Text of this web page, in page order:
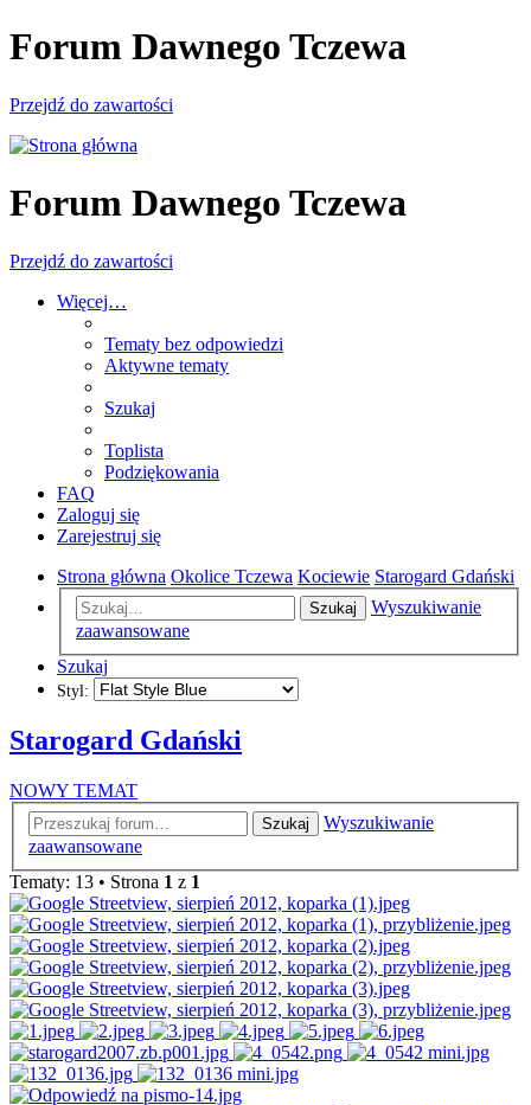
Forum Dawnego Tczewa
Przejdź do zawartości
Forum Dawnego Tczewa
Przejdź do zawartości
Więcej…
Tematy bez odpowiedzi
Aktywne tematy
Szukaj
Toplista
Podziękowania
FAQ
Zaloguj się
Zarejestruj się
Strona główna Okolice Tczewa Kociewie Starogard Gdański
Szukaj
Wyszukiwanie
zaawansowane
Szukaj
Styl:
Starogard Gdański
NOWY TEMAT
Szukaj
Wyszukiwanie
zaawansowane
Tematy: 13 • Strona 1 z 1